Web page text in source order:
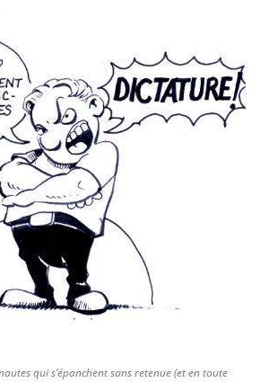
qui s’épanchent sans retenue (et en toute